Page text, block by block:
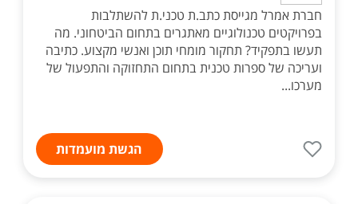
חברת אמרל מגייסת כתב.ת טכני.ת להשתלבות
בפרויקטים טכנולוגיים מאתגרים בתחום הביטחוני. מה
תעשו בתפקיד? תחקור מומחי תוכן ואנשי מקצוע. כתיבה
ועריכה של ספרות טכנית בתחום התחזוקה והתפעול של
מערכו...
הגשת מועמדות